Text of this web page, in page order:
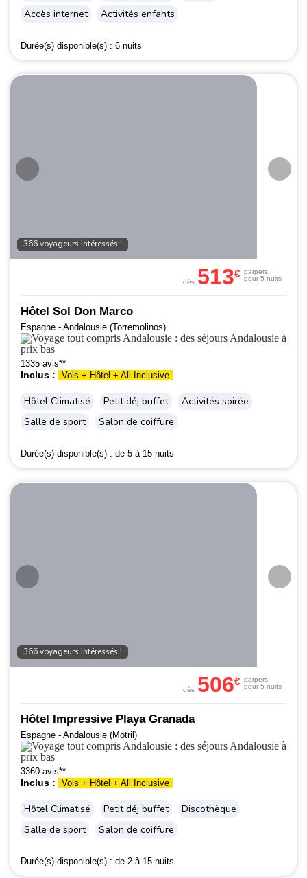
Accès internet Activités enfants
Durée(s) disponible(s) : 6 nuits
366 voyageurs intéressés !
Hôtel Sol Don Marco
Espagne - Andalousie (Torremolinos)
1335 avis**
Inclus : Vols + Hôtel + All Inclusive
Hôtel Climatisé Petit déj buffet
Activités soirée
Salle de sport
Salon de coiffure
Durée(s) disponible(s) : de 5 à 15 nuits
dès 513€ parpers.
pour 5 nuits
366 voyageurs intéressés !
Hôtel Impressive Playa Granada
Espagne - Andalousie (Motril)
3360 avis**
Inclus : Vols + Hôtel + All Inclusive
Hôtel Climatisé Petit déj buffet
Discothèque
Salle de sport
Salon de coiffure
Durée(s) disponible(s) : de 2 à 15 nuits
dès 506€ parpers.
pour 5 nuits